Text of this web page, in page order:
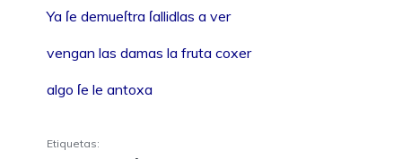
Ya ſe demueſtra ſallidlas a ver
vengan las damas la fruta coxer
algo ſe le antoxa
Etiquetas: